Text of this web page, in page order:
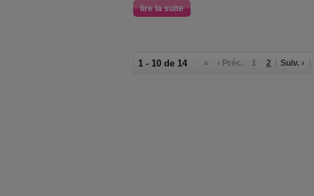
lire la suite
1 - 10 de 14 « ‹ Préc. 1 2 Suiv. ›